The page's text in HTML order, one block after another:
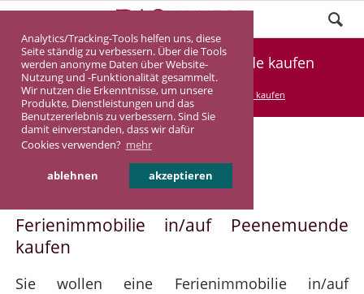
Analytics/Tracking-Tools helfen uns, diese
Seite ständig zu verbessern. Über die Tools
werden anonyme Daten über Website-
Nutzung und -Funktionalität gesammelt.
Wir nutzen die Erkenntnisse, um unsere
Produkte, Dienstleistungen und das
Benutzererlebnis zu verbessern. Sind Sie
damit einverstanden, dass wir dafür
Cookies verwenden? mehr
ablehnen akzeptieren
Ferienimmobilie Peenemuende kaufen
DASINVEST Service Ferienimmobilie kaufen
Ferienimmobilie in/auf
Peenemuende
Ferienimmobilie in/auf Peenemuende
kaufen
Sie wollen eine Ferienimmobilie in/auf